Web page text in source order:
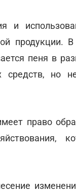
и
продукции.
пеня в
средств, но
право